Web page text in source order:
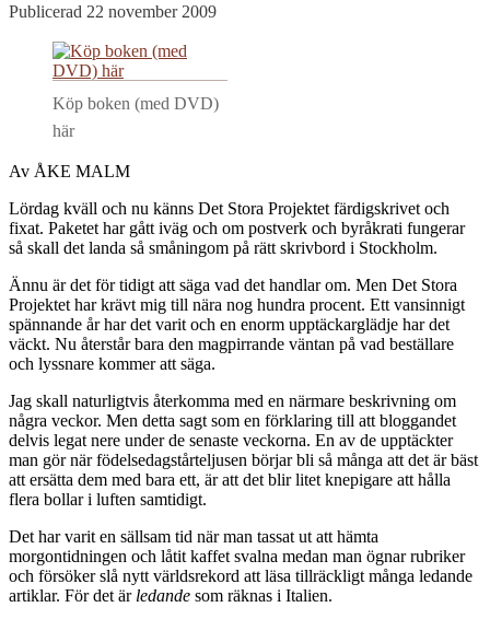
Publicerad 22 november 2009
Köp boken (med DVD)
här
Av ÅKE MALM
Lördag kväll och nu känns Det Stora Projektet färdigskrivet och
fixat. Paketet har gått iväg och om postverk och byråkrati fungerar
så skall det landa så småningom på rätt skrivbord i Stockholm.
Ännu är det för tidigt att säga vad det handlar om. Men Det Stora
Projektet har krävt mig till nära nog hundra procent. Ett vansinnigt
spännande år har det varit och en enorm upptäckarglädje har det
väckt. Nu återstår bara den magpirrande väntan på vad beställare
och lyssnare kommer att säga.
Jag skall naturligtvis återkomma med en närmare beskrivning om
några veckor. Men detta sagt som en förklaring till att bloggandet
delvis legat nere under de senaste veckorna. En av de upptäckter
man gör när födelsedagstårteljusen börjar bli så många att det är bäst
att ersätta dem med bara ett, är att det blir litet knepigare att hålla
flera bollar i luften samtidigt.
Det har varit en sällsam tid när man tassat ut att hämta
morgontidningen och låtit kaffet svalna medan man ögnar rubriker
och försöker slå nytt världsrekord att läsa tillräckligt många ledande
artiklar. För det är ledande som räknas i Italien.